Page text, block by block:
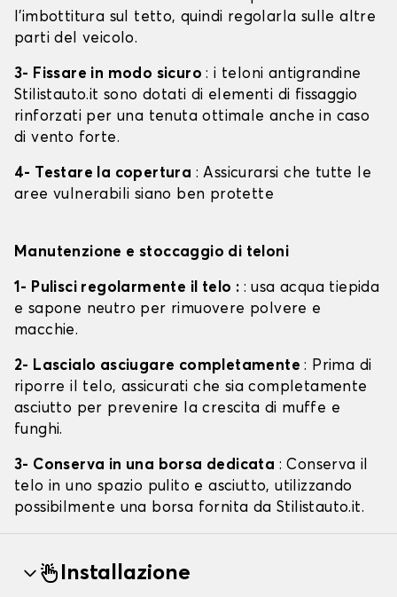
l'imbottitura sul tetto, quindi regolarla sulle altre
parti del veicolo.
3- Fissare in modo sicuro: i teloni antigrandine
Stilistauto.it sono dotati di elementi di fissaggio
rinforzati per una tenuta ottimale anche in caso
di vento forte.
4- Testare la copertura : Assicurarsi che tutte le
aree vulnerabili siano ben protette
Manutenzione e stoccaggio di teloni
1- Pulisci regolarmente il telo : : usa acqua tiepida
e sapone neutro per rimuovere polvere e
macchie.
2- Lascialo asciugare completamente: Prima di
riporre il telo, assicurati che sia completamente
asciutto per prevenire la crescita di muffe e
funghi.
3- Conserva in una borsa dedicata : Conserva il
telo in uno spazio pulito e asciutto, utilizzando
possibilmente una borsa fornita da Stilistauto.it.
Installazione